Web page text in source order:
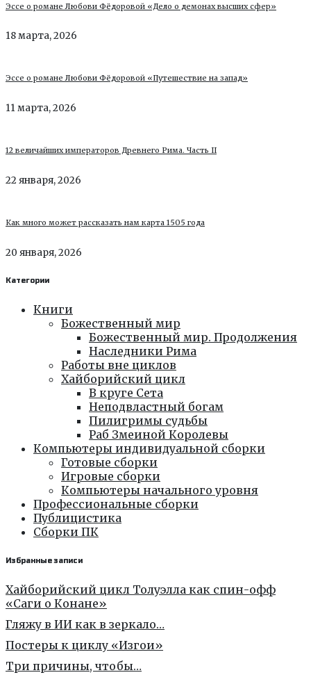
Эссе о романе Любови Фёдоровой «Дело о демонах высших сфер»
18 марта, 2026
Эссе о романе Любови Фёдоровой «Путешествие на запад»
11 марта, 2026
12 величайших императоров Древнего Рима. Часть II
22 января, 2026
Как много может рассказать нам карта 1505 года
20 января, 2026
Категории
Книги
Божественный мир
Божественный мир. Продолжения
Наследники Рима
Работы вне циклов
Хайборийский цикл
В круге Сета
Неподвластный богам
Пилигримы судьбы
Раб Змеиной Королевы
Компьютеры индивидуальной сборки
Готовые сборки
Игровые сборки
Компьютеры начального уровня
Профессиональные сборки
Публицистика
Сборки ПК
Избранные записи
Хайборийский цикл Толуэлла как спин-офф
«Саги о Конане»
Гляжу в ИИ как в зеркало…
Постеры к циклу «Изгои»
Три причины, чтобы…